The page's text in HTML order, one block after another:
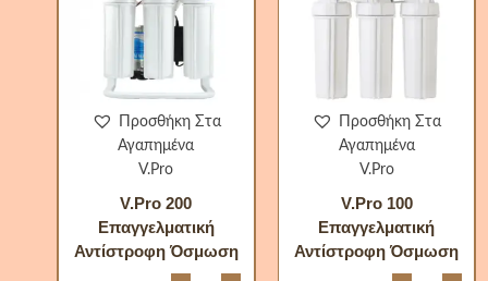
Προσθήκη Στα
Αγαπημένα
V.Pro
V.Pro 200
Επαγγελματική
Αντίστροφη Όσμωση
Προσθήκη Στα
Αγαπημένα
V.Pro
V.Pro 100
Επαγγελματική
Αντίστροφη Όσμωση